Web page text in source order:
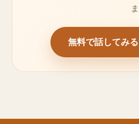
無料で話してみ